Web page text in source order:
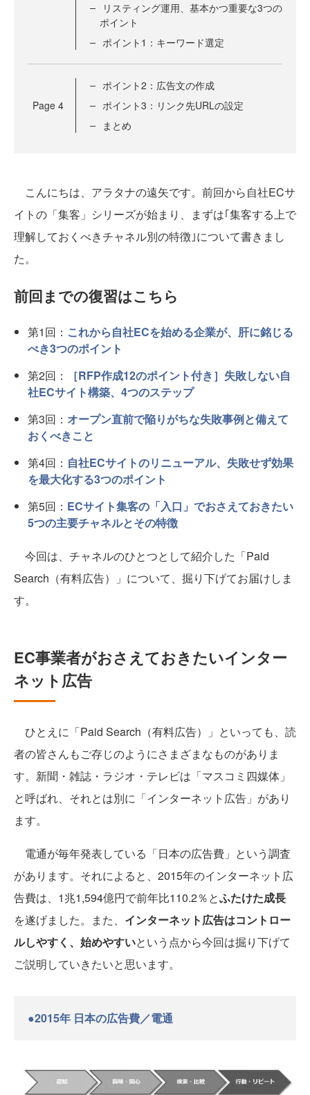
リスティング運用、基本かつ重要な3つの
ポイント
ポイント1：キーワード選定
Page 4
ポイント2：広告文の作成
ポイント3：リンク先URLの設定
まとめ
こんにちは、アラタナの遠矢です。前回から自社ECサ
イトの「集客」シリーズが始まり、まずは｢集客する上で
理解しておくべきチャネル別の特徴｣について書きまし
た。
前回までの復習はこちら
第1回： これから自社ECを始める企業が、肝に銘じる
べき3つのポイント
第2回：
［RFP作成12のポイント付き］失敗しない自
社ECサイト構築、4つのステップ
第3回： オープン直前で陥りがちな失敗事例と備えて
おくべきこと
第4回： 自社ECサイトのリニューアル、失敗せず効果
を最大化する3つのポイント
第5回： ECサイト集客の「入口」でおさえておきたい
5つの主要チャネルとその特徴
今回は、チャネルのひとつとして紹介した「Paid
Search（有料広告）」について、掘り下げてお届けしま
す。
EC事業者がおさえておきたいインター
ネット広告
ひとえに「Paid Search（有料広告）」といっても、読
者の皆さんもご存じのようにさまざまなものがありま
す。新聞・雑誌・ラジオ・テレビは「マスコミ四媒体」
と呼ばれ、それとは別に「インターネット広告」があり
ます。
電通が毎年発表している「日本の広告費」という調査
があります。それによると、2015年のインターネット広
告費は、1兆1,594億円で前年比110.2％とふたけた成長
を遂げました。また、 インターネット広告はコントロー
ルしやすく、始めやすいという点から今回は掘り下げて
ご説明していきたいと思います。
●2015年 日本の広告費／電通